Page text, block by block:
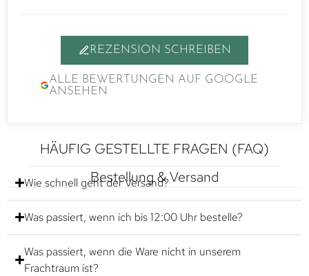
REZENSION SCHREIBEN
ALLE BEWERTUNGEN AUF GOOGLE
ANSEHEN
HÄUFIG GESTELLTE FRAGEN (FAQ)
Bestellung & Versand
Wie schnell geht der Versand?
Was passiert, wenn ich bis 12:00 Uhr bestelle?
Was passiert, wenn die Ware nicht in unserem
Frachtraum ist?